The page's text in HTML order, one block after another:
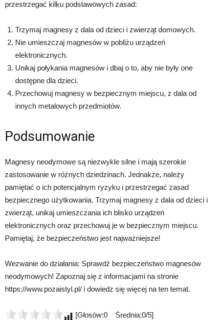
przestrzegać kilku podstawowych zasad:
Trzymaj magnesy z dala od dzieci i zwierząt domowych.
Nie umieszczaj magnesów w pobliżu urządzeń
elektronicznych.
Unikaj połykania magnesów i dbaj o to, aby nie były one
dostępne dla dzieci.
Przechowuj magnesy w bezpiecznym miejscu, z dala od
innych metalowych przedmiotów.
Podsumowanie
Magnesy neodymowe są niezwykle silne i mają szerokie
zastosowanie w różnych dziedzinach. Jednakże, należy
pamiętać o ich potencjalnym ryzyku i przestrzegać zasad
bezpiecznego użytkowania. Trzymaj magnesy z dala od dzieci i
zwierząt, unikaj umieszczania ich blisko urządzeń
elektronicznych oraz przechowuj je w bezpiecznym miejscu.
Pamiętaj, że bezpieczeństwo jest najważniejsze!
Wezwanie do działania: Sprawdź bezpieczeństwo magnesów
neodymowych! Zapoznaj się z informacjami na stronie
https://www.pozaistyl.pl/ i dowiedz się więcej na ten temat.
[Głosów:0 Średnia:0/5]